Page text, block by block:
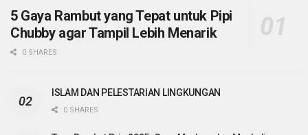
5 Gaya Rambut yang Tepat untuk Pipi
Chubby agar Tampil Lebih Menarik
0 SHARES
ISLAM DAN PELESTARIAN LINGKUNGAN
0 SHARES